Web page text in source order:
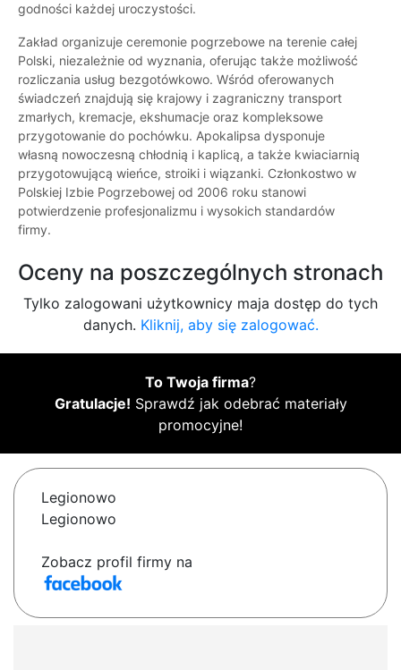
godności każdej uroczystości.
Zakład organizuje ceremonie pogrzebowe na terenie całej
Polski, niezależnie od wyznania, oferując także możliwość
rozliczania usług bezgotówkowo. Wśród oferowanych
świadczeń znajdują się krajowy i zagraniczny transport
zmarłych, kremacje, ekshumacje oraz kompleksowe
przygotowanie do pochówku. Apokalipsa dysponuje
własną nowoczesną chłodnią i kaplicą, a także kwiaciarnią
przygotowującą wieńce, stroiki i wiązanki. Członkostwo w
Polskiej Izbie Pogrzebowej od 2006 roku stanowi
potwierdzenie profesjonalizmu i wysokich standardów
firmy.
Oceny na poszczególnych stronach
Tylko zalogowani użytkownicy maja dostęp do tych
danych. Kliknij, aby się zalogować.
To Twoja firma?
Gratulacje! Sprawdź jak odebrać materiały
promocyjne!
Legionowo
Legionowo
Zobacz profil firmy na